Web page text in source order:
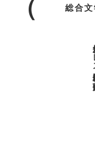
総合
金魚